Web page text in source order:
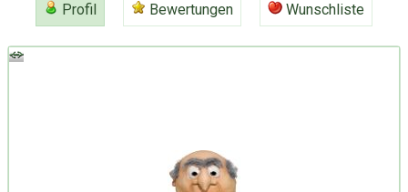
Profil Bewertungen Wunschliste